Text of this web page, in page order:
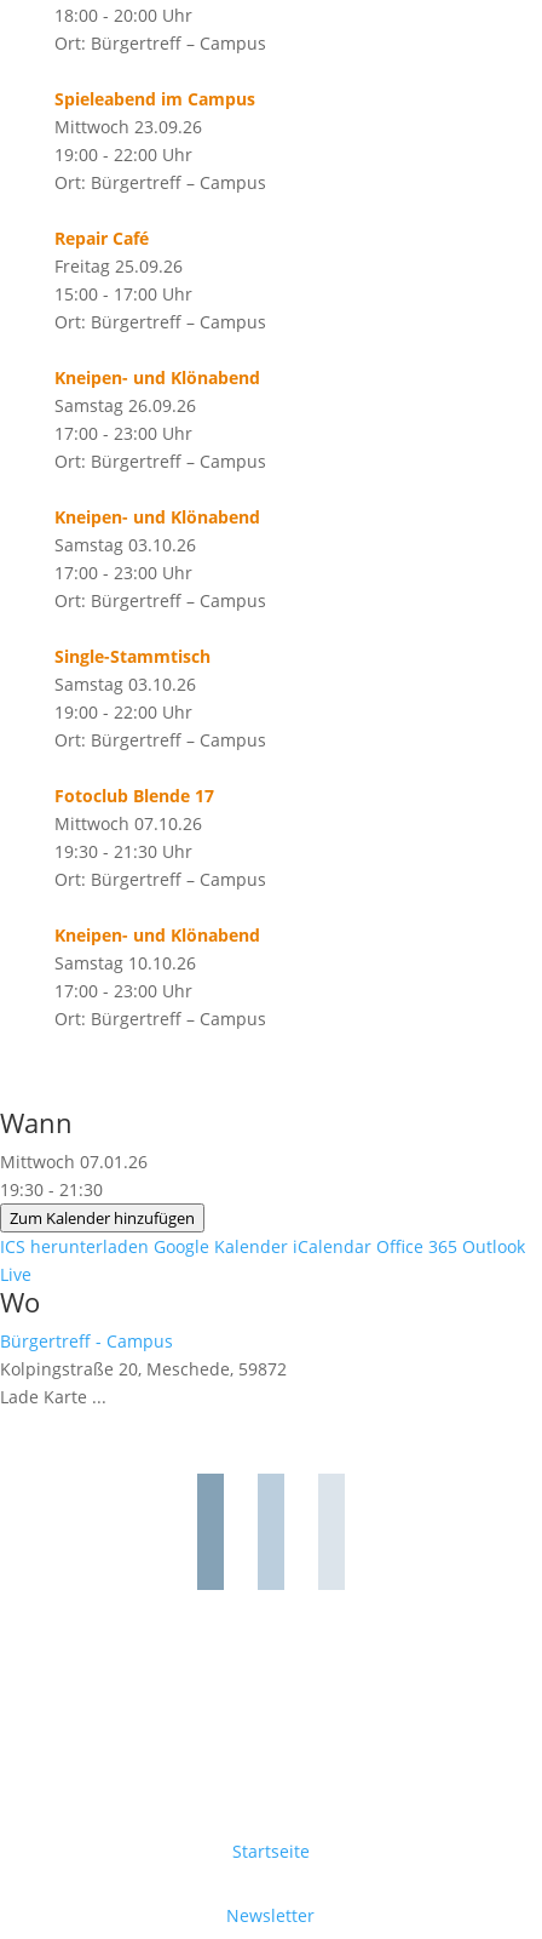
18:00 - 20:00 Uhr
Ort: Bürgertreff – Campus
Spieleabend im Campus
Mittwoch 23.09.26
19:00 - 22:00 Uhr
Ort: Bürgertreff – Campus
Repair Café
Freitag 25.09.26
15:00 - 17:00 Uhr
Ort: Bürgertreff – Campus
Kneipen- und Klönabend
Samstag 26.09.26
17:00 - 23:00 Uhr
Ort: Bürgertreff – Campus
Kneipen- und Klönabend
Samstag 03.10.26
17:00 - 23:00 Uhr
Ort: Bürgertreff – Campus
Single-Stammtisch
Samstag 03.10.26
19:00 - 22:00 Uhr
Ort: Bürgertreff – Campus
Fotoclub Blende 17
Mittwoch 07.10.26
19:30 - 21:30 Uhr
Ort: Bürgertreff – Campus
Kneipen- und Klönabend
Samstag 10.10.26
17:00 - 23:00 Uhr
Ort: Bürgertreff – Campus
Wann
Mittwoch 07.01.26
19:30 - 21:30
Zum Kalender hinzufügen
ICS herunterladen Google Kalender iCalendar Office 365 Outlook
Live
Wo
Bürgertreff - Campus
Kolpingstraße 20, Meschede, 59872
Lade Karte ...
Startseite
Newsletter